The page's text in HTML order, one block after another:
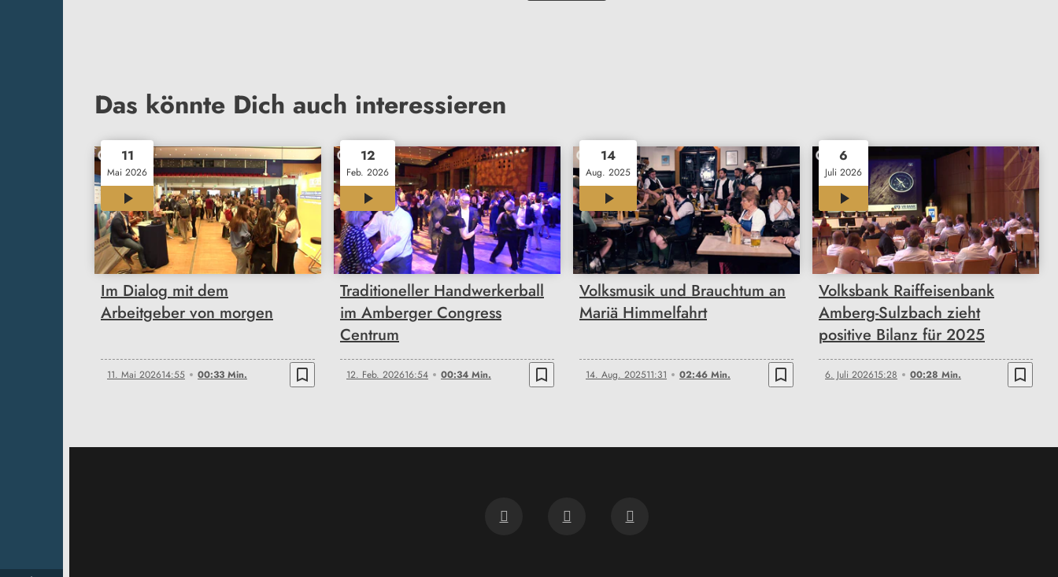
Das könnte Dich auch interessieren
11
Mai 2026
00:33
Im Dialog mit dem
Arbeitgeber von morgen
11. Mai 202614:55 00:33 Min. bookmark_border
12
Feb. 2026
00:34
Traditioneller Handwerkerball
im Amberger Congress
Centrum
12. Feb. 202616:54 00:34 Min. bookmark_border
14
Aug. 2025
02:46
Volksmusik und Brauchtum an
Mariä Himmelfahrt
14. Aug. 202511:31 02:46 Min. bookmark_border
6
Juli 2026
00:28
Volksbank Raiffeisenbank
Amberg-Sulzbach zieht
positive Bilanz für 2025
6. Juli 202615:28 00:28 Min. bookmark_border